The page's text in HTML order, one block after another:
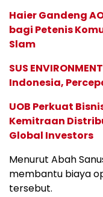
Haier Gandeng
bagi Petenis
Slam
SUS
Indonesia,
UOB Perkuat
Kemitraan
Global Investors
Menurut Abah
membantu biaya
tersebut.